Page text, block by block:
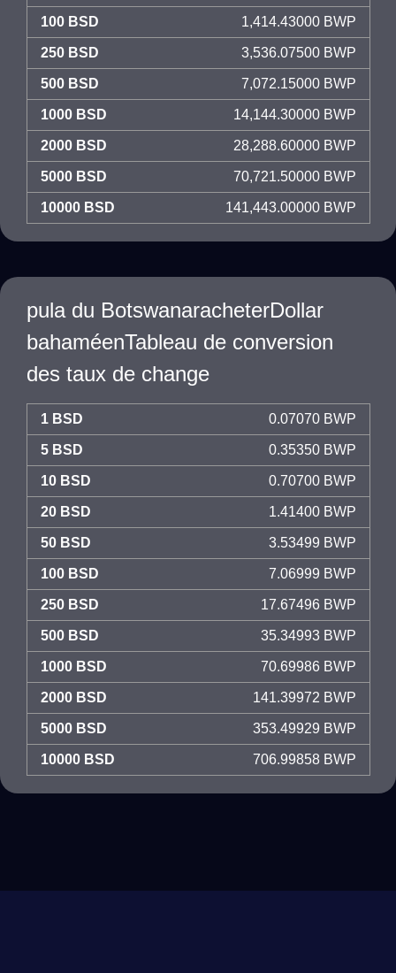
100 BSD 1,414.43000 BWP
250 BSD 3,536.07500 BWP
500 BSD 7,072.15000 BWP
1000 BSD 14,144.30000 BWP
2000 BSD 28,288.60000 BWP
5000 BSD 70,721.50000 BWP
10000 BSD 141,443.00000 BWP
pula du BotswanaracheterDollar
bahaméenTableau de conversion
des taux de change
1 BSD 0.07070 BWP
5 BSD 0.35350 BWP
10 BSD 0.70700 BWP
20 BSD 1.41400 BWP
50 BSD 3.53499 BWP
100 BSD 7.06999 BWP
250 BSD 17.67496 BWP
500 BSD 35.34993 BWP
1000 BSD 70.69986 BWP
2000 BSD 141.39972 BWP
5000 BSD 353.49929 BWP
10000 BSD 706.99858 BWP